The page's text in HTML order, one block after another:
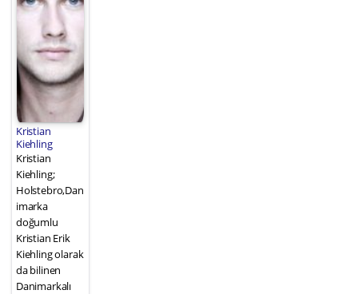
Kristian
Kiehling
Kristian
Kiehling;
Holstebro,Dan
imarka
doğumlu
Kristian Erik
Kiehling olarak
da bilinen
Danimarkalı